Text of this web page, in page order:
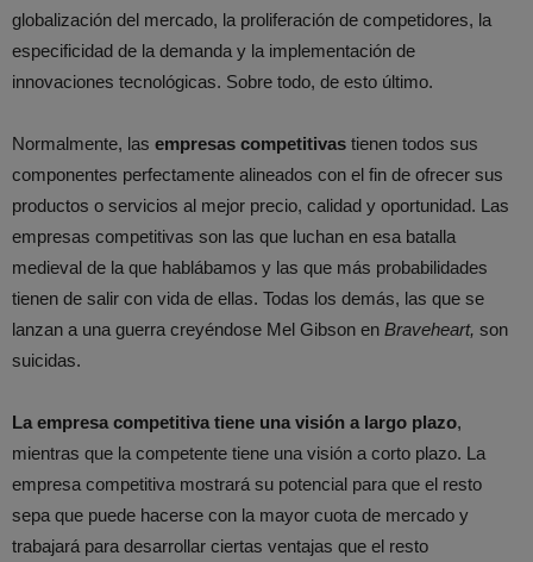
globalización del mercado, la proliferación de competidores, la
especificidad de la demanda y la implementación de
innovaciones tecnológicas. Sobre todo, de esto último.
Normalmente, las empresas competitivas tienen todos sus
componentes perfectamente alineados con el fin de ofrecer sus
productos o servicios al mejor precio, calidad y oportunidad. Las
empresas competitivas son las que luchan en esa batalla
medieval de la que hablábamos y las que más probabilidades
tienen de salir con vida de ellas. Todas los demás, las que se
lanzan a una guerra creyéndose Mel Gibson en Braveheart, son
suicidas.
La empresa competitiva tiene una visión a largo plazo,
mientras que la competente tiene una visión a corto plazo. La
empresa competitiva mostrará su potencial para que el resto
sepa que puede hacerse con la mayor cuota de mercado y
trabajará para desarrollar ciertas ventajas que el resto